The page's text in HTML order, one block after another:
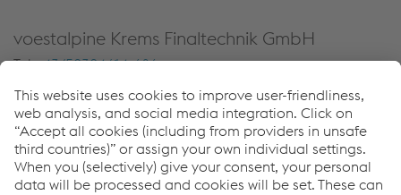
voestalpine Krems Finaltechnik GmbH
Tel+43/50304/14-686
Pošlji elektronski dopis
Links